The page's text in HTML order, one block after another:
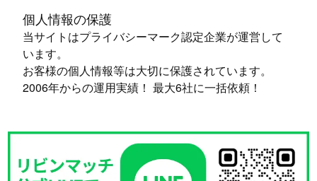
個人情報の保護
当サイトはプライバシーマーク認定企業が運営して
います。
お客様の個人情報等は大切に保護されています。
2006年からの運用実績！ 最大6社に一括依頼！